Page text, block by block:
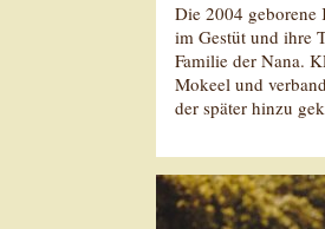
Die 2004 geborene
im Gestüt und ihre
Familie der Nana.
Mokeel und
der später hinzu